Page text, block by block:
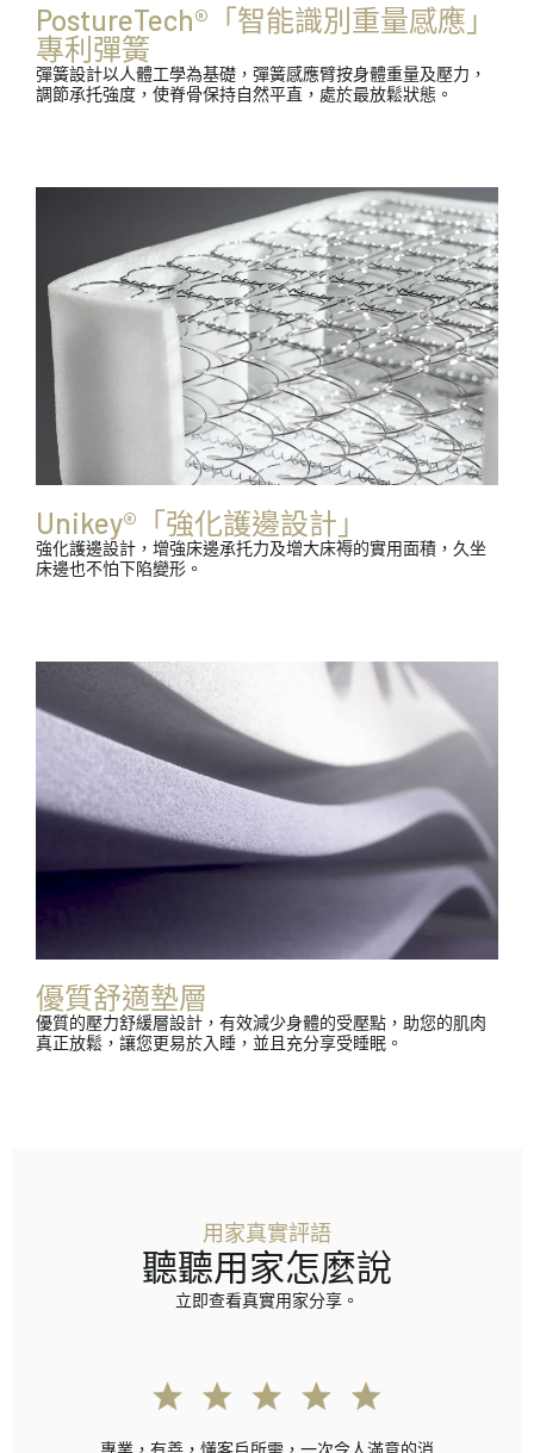
PostureTech®「智能識別重量感應」
專利彈簧
彈簧設計以人體工學為基礎，彈簧感應臂按身體重量及壓力，
調節承托強度，使脊骨保持自然平直，處於最放鬆狀態。
Unikey®「強化護邊設計」
強化護邊設計，增強床邊承托力及增大床褥的實用面積，久坐
床邊也不怕下陷變形。
優質舒適墊層
優質的壓力舒緩層設計，有效減少身體的受壓點，助您的肌肉
真正放鬆，讓您更易於入睡，並且充分享受睡眠。
用家真實評語
聽聽用家怎麼說
立即查看真實用家分享。
專業，有善，懂客戶所需，一次令人滿意的消